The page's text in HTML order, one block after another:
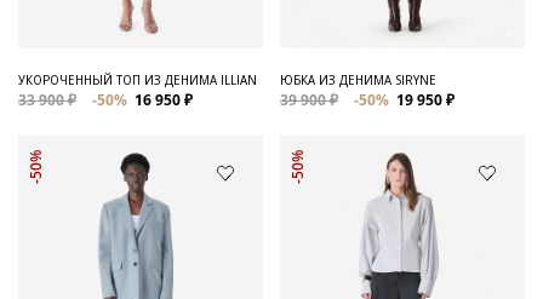
УКОРОЧЕННЫЙ ТОП ИЗ ДЕНИМА ILLIAN
33 900 ₽ -50% 16 950 ₽
ЮБКА ИЗ ДЕНИМА SIRYNE
39 900 ₽ -50% 19 950 ₽
-50% -50%